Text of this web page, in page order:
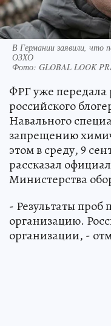
В Германии заявили, что
ОЗХО
Фото: GLOBAL LOOK
ФРГ уже передала
российского
Навального
запрещению
этом в среду, 9
рассказал
Министерства
- Результаты проб
организацию.
организации, -